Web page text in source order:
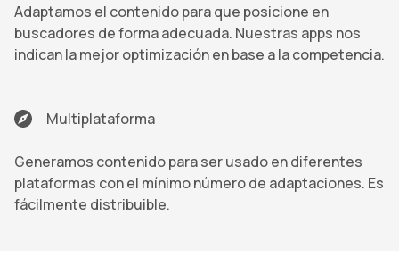
Adaptamos el contenido para que posicione en
buscadores de forma adecuada. Nuestras apps nos
indican la mejor optimización en base a la competencia.
Multiplataforma
Generamos contenido para ser usado en diferentes
plataformas con el mínimo número de adaptaciones. Es
fácilmente distribuible.